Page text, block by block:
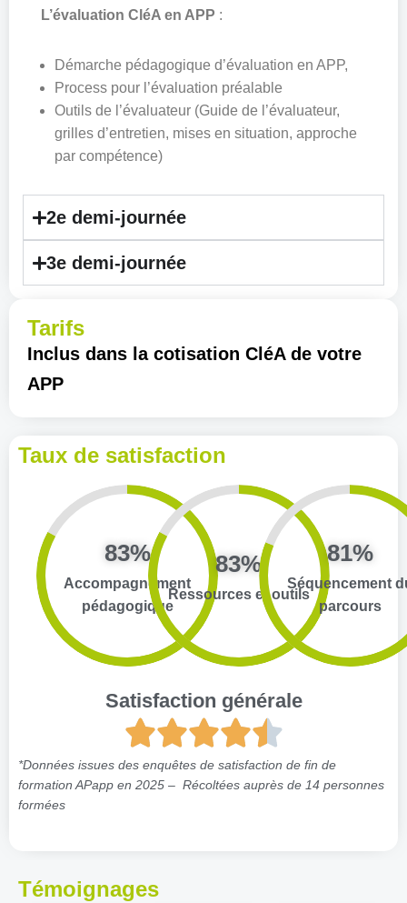
L’évaluation CléA en APP :
Démarche pédagogique d’évaluation en APP,
Process pour l’évaluation préalable
Outils de l’évaluateur (Guide de l’évaluateur,
grilles d’entretien, mises en situation, approche
par compétence)
2e demi-journée
3e demi-journée
Tarifs
Inclus dans la cotisation CléA de votre
APP
Taux de satisfaction
83%
Accompagnement
pédagogique
83%
Ressources et outils
81%
Séquencement
parcours
Satisfaction générale
*Données issues des enquêtes de satisfaction de fin de
formation APapp en 2025 – Récoltées auprès de 14 personnes
formées
Témoignages